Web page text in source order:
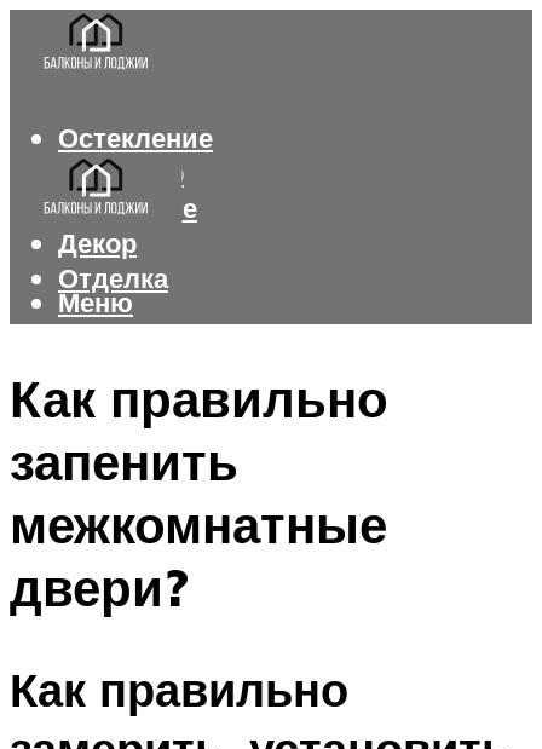
Остекление
Интерьер
Утепление
Декор
Отделка
Меню
Как правильно
запенить
межкомнатные
двери?
Как правильно